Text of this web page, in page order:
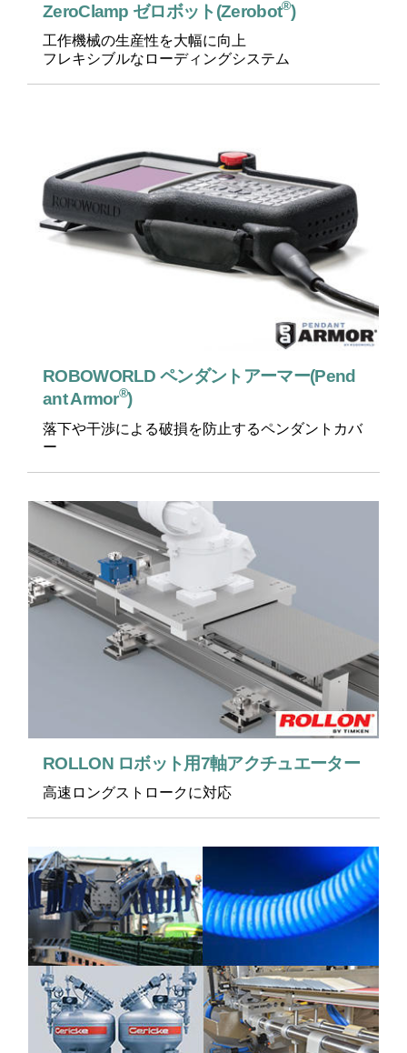
ZeroClamp ゼロボット(Zerobot®)
工作機械の生産性を大幅に向上
フレキシブルなローディングシステム
ROBOWORLD ペンダントアーマー(Pend
ant Armor®)
落下や干渉による破損を防止するペンダントカバ
ー
ROLLON ロボット用7軸アクチュエーター
高速ロングストロークに対応